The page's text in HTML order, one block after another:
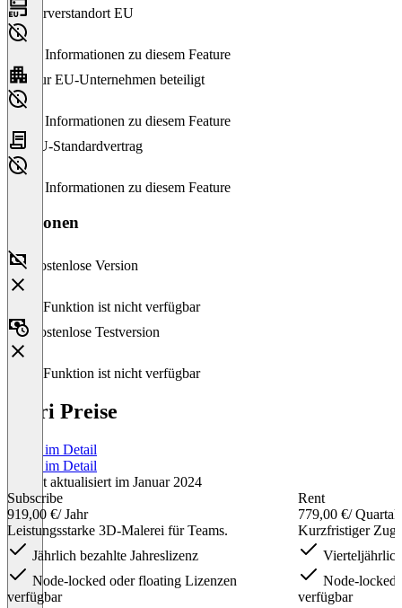
Serverstandort EU
Keine Informationen zu diesem Feature
Nur EU-Unternehmen beteiligt
Keine Informationen zu diesem Feature
EU-Standardvertrag
Keine Informationen zu diesem Feature
Versionen
Kostenlose Version
Diese Funktion ist nicht verfügbar
Kostenlose Testversion
Diese Funktion ist nicht verfügbar
Mari Preise
Preise im Detail
Preise im Detail
Zuletzt aktualisiert im Januar 2024
Subscribe
919,00 €/ Jahr
Leistungsstarke 3D-Malerei für Teams.
Jährlich bezahlte Jahreslizenz
Node-locked oder floating Lizenzen
verfügbar
Rent
779,00 €/ Quartal
Kurzfristiger
Node-locked
verfügbar